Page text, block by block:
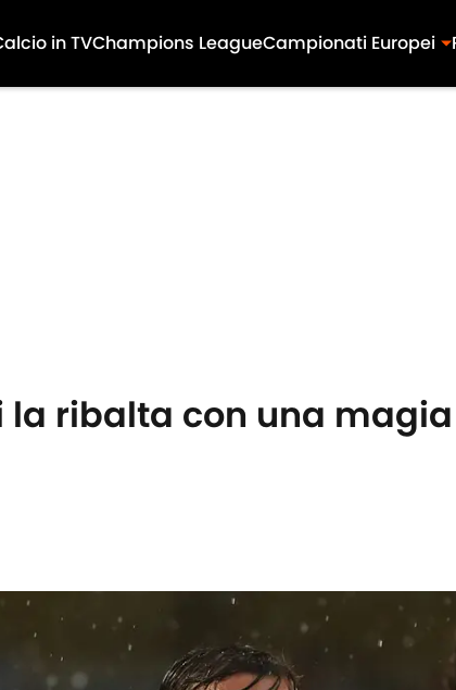
in TVChampions LeagueCampionati Europei
la ribalta con una